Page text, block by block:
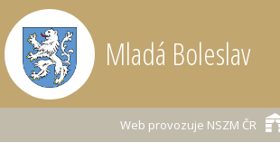
Mladá Boleslav
Web provozuje NSZM ČR